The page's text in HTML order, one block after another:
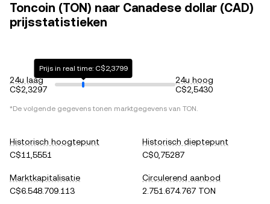
Toncoin (TON) naar Canadese dollar (CAD)
prijsstatistieken
24u laag
C$2,3297
Prijs in real time: C$2,3799
24u hoog
C$2,5430
*De volgende gegevens tonen marktgegevens van TON.
Historisch hoogtepunt
C$11,5551
Historisch dieptepunt
C$0,75287
Marktkapitalisatie
C$6.548.709.113
Circulerend aanbod
2.751.674.767 TON